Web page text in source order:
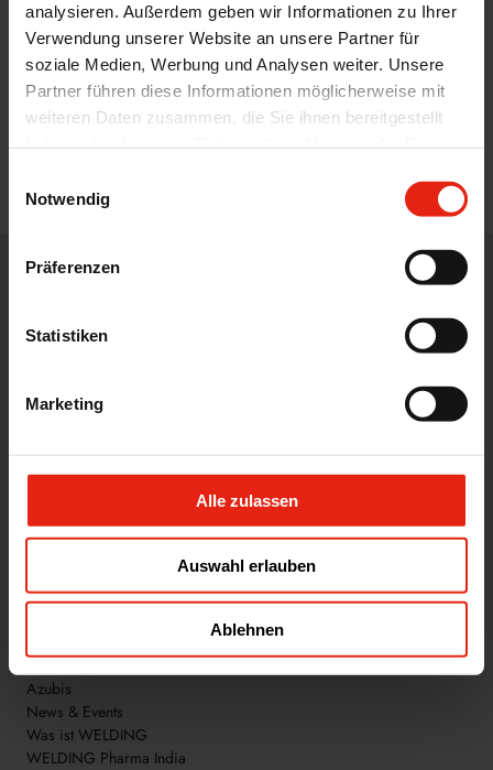
analysieren. Außerdem geben wir Informationen zu Ihrer
Verwendung unserer Website an unsere Partner für
soziale Medien, Werbung und Analysen weiter. Unsere
Partner führen diese Informationen möglicherweise mit
weiteren Daten zusammen, die Sie ihnen bereitgestellt
Notwendig
Präferenzen
Statistiken
Marketing
Alle zulassen
Auswahl erlauben
Ablehnen
WE DISTRIBUTE, DEVELOP, DESIGN AND ADVISE IN THE CORE
INDUSTRY.
WIR SIND WELDING!
Jobs
Azubis
News & Events
Was ist WELDING
WELDING Pharma India